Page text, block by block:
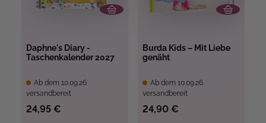
Daphne's Diary -
Taschenkalender 2027
Ab dem 10.09.26
versandbereit
24,95 €
Burda Kids – Mit Liebe
genäht
Ab dem 10.09.26
versandbereit
24,90 €